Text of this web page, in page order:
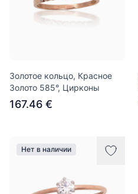
Золотое кольцо, Красное
Золото 585°, Цирконы
167.46 €
Нет в наличии